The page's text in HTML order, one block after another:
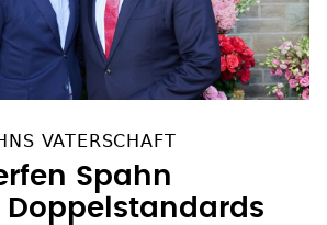
VATERSCHAFT
Spahn